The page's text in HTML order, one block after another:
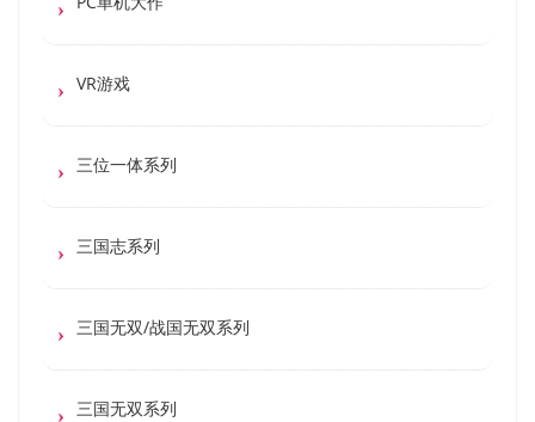
VR游戏
三位一体系列
三国志系列
三国无双/战国无双系列
三国无双系列